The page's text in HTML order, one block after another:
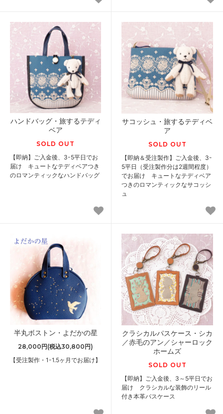
ハンドバッグ・旅するテディ
ベア
SOLD OUT
【即納】ご入金後、3-5平日でお
届け キュートなテディベアつき
のロマンティックなハンドバッグ
サコッシュ・旅するテディベ
ア
SOLD OUT
【即納＆受注製作】ご入金後、3-
5平日（受注製作分は2週間程度）
でお届け キュートなテディベア
つきのロマンティックなサコッシ
ュ
半丸ボストン・よだかの星
28,000円(税込30,800円)
【受注製作・1-1.5ヶ月でお届け】
クラシカルパスケース・シカ
／赤毛のアン／シャーロック
ホームズ
SOLD OUT
【即納】ご入金後、3～5平日でお
届け クラシカルな装飾のリール
付き本革パスケース